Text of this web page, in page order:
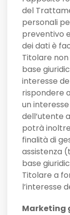
del
personali
preventivo
dei dati è
Titolare
base
interesse
rispondere
un
dell’utente
potrà
finalità di
assistenza
base
Titolare a
l’interesse
Marketing